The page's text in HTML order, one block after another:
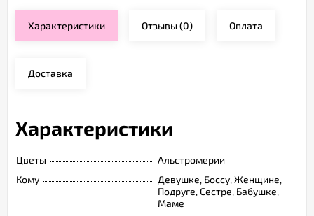
Характеристики Отзывы(0) Оплата
Доставка
Характеристики
Цветы
Альстромерии
Кому
Девушке, Боссу, Женщине,
Подруге, Сестре, Бабушке,
Маме